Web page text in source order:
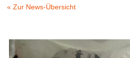
« Zur News-Übersicht